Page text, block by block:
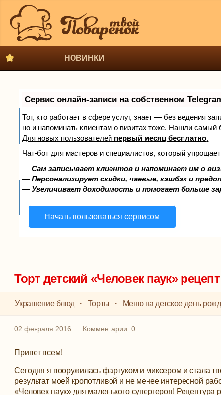
НОВИНКИ
Сервис онлайн-записи на собственном
Тот, кто работает в сфере услуг, знает — без ведения
но и напоминать клиентам о визитах тоже. Нашли
Для новых пользователей первый месяц бесплатно.
Чат-бот для мастеров и специалистов, который
—Сам записывает клиентов и напоминает им о
—Персонализирует скидки, чаевые, кэшбэк и
—Увеличивает доходимость и помогает больше
Начать пользоваться сервисом
Торт детский «Человек паук»
Украшение блюд · Торты · Меню на детское день
02 февраля 2016 Комментарии: 0
Привет всем!
Сегодня я вооружилась фартуком и миксером и стала
результат моей кропотливой и не менее интересной
«Человек паук» для маленького супергероя! Рецептура